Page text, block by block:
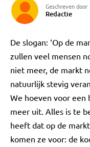
Geschreven door
Redactie
De slogan: ‘Op de
zullen veel mensen
niet meer, de markt
natuurlijk stevig
We hoeven voor een
meer uit. Alles is te
heeft dat op de
komen ze voor: de